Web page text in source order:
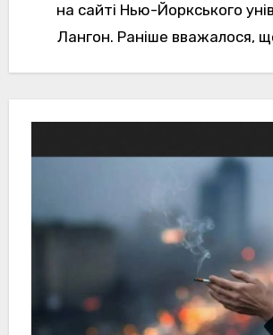
на сайті Нью-Йоркського
Лангон. Раніше вважалося,